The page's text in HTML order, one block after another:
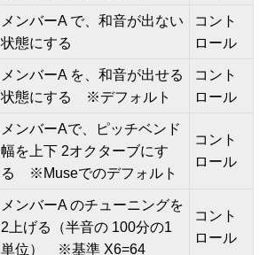
メンバーA で、和音が出ない
状態にする
コント
ロール
メンバーA を、和音が出せる
状態にする ※デフォルト
コント
ロール
メンバーAで、ピッチベンド
幅を上下 2オクターブにす
る ※Museでのデフォルト
コント
ロール
メンバーA のチューニングを
2上げる（半音の 100分の1
単位） ※基準 X6=64
コント
ロール